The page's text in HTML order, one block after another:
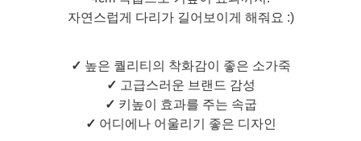
자연스럽게 다리가 길어보이게 해줘요 :)
✓ 높은 퀄리티의 착화감이 좋은 소가죽
✓ 고급스러운 브랜드 감성
✓ 키높이 효과를 주는 속굽
✓ 어디에나 어울리기 좋은 디자인